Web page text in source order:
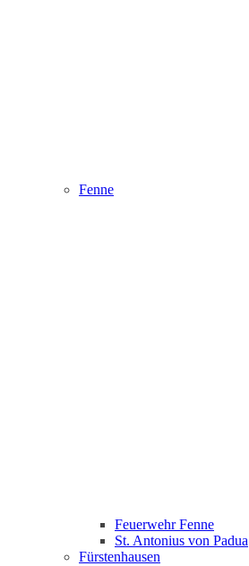
Fenne
Feuerwehr Fenne
St. Antonius von Padua
Fürstenhausen